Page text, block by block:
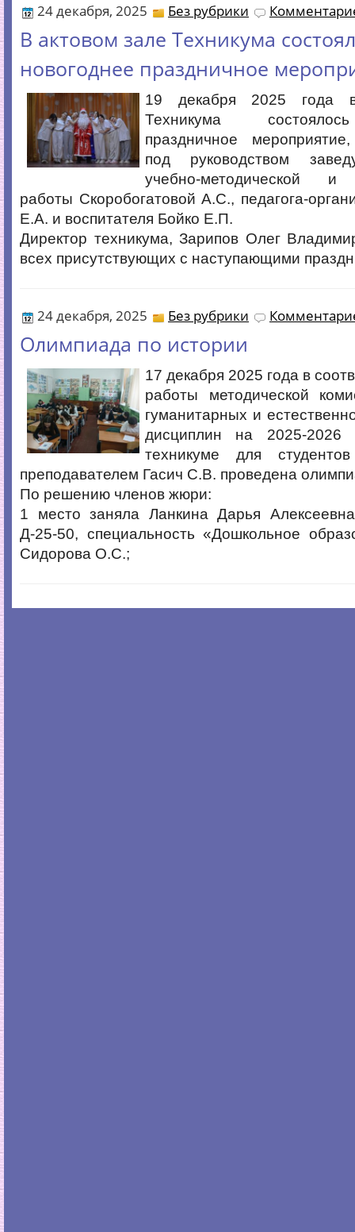
24 декабря, 2025 Без рубрики
В актовом зале Техникума
новогоднее праздничное
19 декабря 2025 года
Техникума
праздничное
под руководством
учебно-методической и
работы Скоробогатовой А.С., педагога-
Е.А. и воспитателя Бойко Е.П.
Директор техникума, Зарипов Олег
всех присутствующих с наступающими
24 декабря, 2025 Без рубрики
Олимпиада по истории
17 декабря 2025 года в
работы методической
гуманитарных и
дисциплин на 2025-
техникуме для
преподавателем Гасич С.В. проведена
По решению членов жюри:
1 место заняла Ланкина Дарья
Д-25-50, специальность «Дошкольное
Сидорова О.С.;